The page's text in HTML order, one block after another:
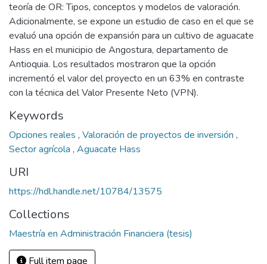
teoría de OR: Tipos, conceptos y modelos de valoración.
Adicionalmente, se expone un estudio de caso en el que se
evaluó una opción de expansión para un cultivo de aguacate
Hass en el municipio de Angostura, departamento de
Antioquia. Los resultados mostraron que la opción
incrementó el valor del proyecto en un 63% en contraste
con la técnica del Valor Presente Neto (VPN).
Keywords
Opciones reales , Valoración de proyectos de inversión ,
Sector agrícola , Aguacate Hass
URI
https://hdl.handle.net/10784/13575
Collections
Maestría en Administración Financiera (tesis)
Full item page